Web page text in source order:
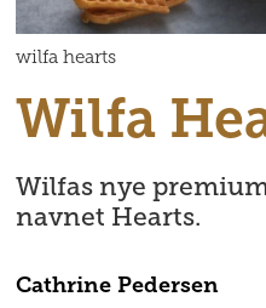
wilfa hearts
Wilfa
Wilfas nye
navnet Hearts.
Cathrine Pedersen